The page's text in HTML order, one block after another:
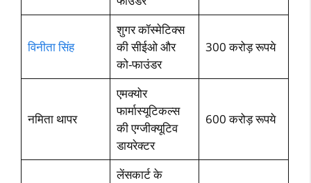
विनीता सिंह
शुगर कॉस्‍मेटिक्‍स
की सीईओ और
को-फाउंडर
300 करोड़ रूपये
नमिता थापर
एमक्‍योर
फार्मास्‍यूटिकल्‍स
की एग्‍जीक्‍यूटिव
डायरेक्‍टर
600 करोड़ रूपये
लेंसकार्ट के